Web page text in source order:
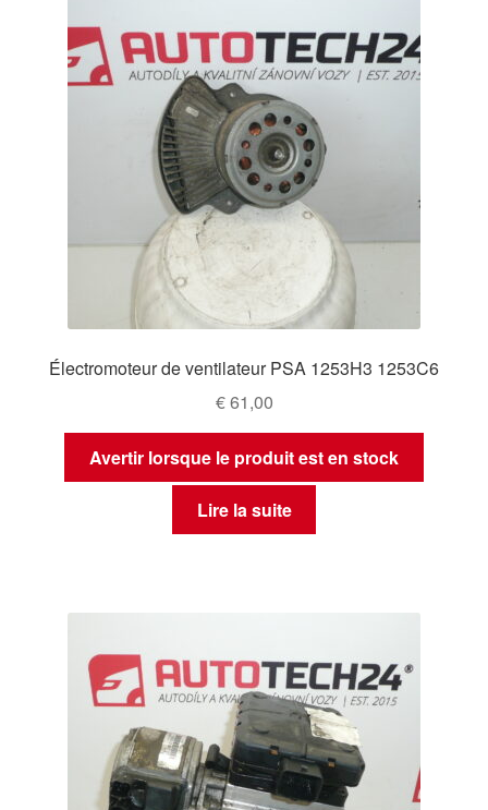
Électromoteur de ventilateur PSA 1253H3 1253C6
€61,00
Avertir lorsque le produit est en stock
Lire la suite